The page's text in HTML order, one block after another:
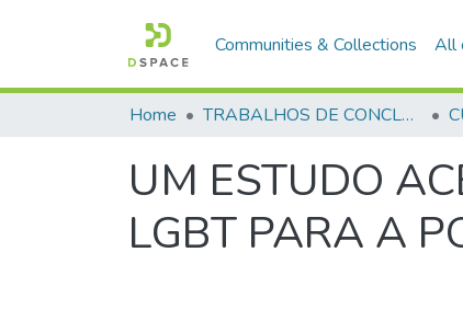
Communities & Collections All
Home TRABALHOS DE CONCLUSÃO DE CURSO - CFP (CURSO DE FORMAÇÃO DE PRAÇAS)
UM ESTUDO
LGBT PARA A